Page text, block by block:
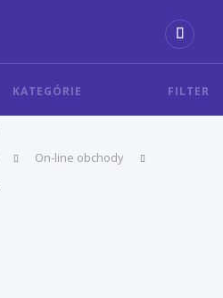
KATEGÓRIE FILTER
On-line obchody